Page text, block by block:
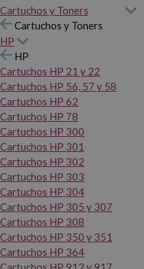
Cartuchos y Toners
Cartuchos y Toners
HP
HP
Cartuchos HP 21 y 22
Cartuchos HP 56, 57 y 58
Cartuchos HP 62
Cartuchos HP 78
Cartuchos HP 300
Cartuchos HP 301
Cartuchos HP 302
Cartuchos HP 303
Cartuchos HP 304
Cartuchos HP 305 y 307
Cartuchos HP 308
Cartuchos HP 350 y 351
Cartuchos HP 364